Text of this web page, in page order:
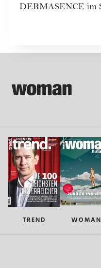
DERMASENCE im
TREND WOMAN